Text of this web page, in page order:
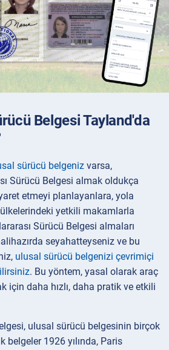
Belgesi Tayland'da
sürücü belgeniz varsa,
Sürücü Belgesi almak oldukça
etmeyi planlayanlara, yola
yetkili makamlarla
Sürücü Belgesi almaları
seyahatteyseniz ve bu
ulusal sürücü belgenizi çevrimiçi
. Bu yöntem, yasal olarak araç
için daha hızlı, daha pratik ve etkili
ulusal sürücü belgesinin birçok
belgeler 1926 yılında, Paris